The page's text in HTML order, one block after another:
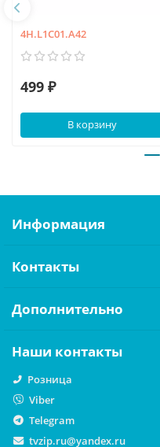
4H.L1C01.A42
499 ₽
В корзину
Информация
Контакты
Дополнительно
Наши контакты
Розница
Viber
Telegram
tvzip.ru@yandex.ru